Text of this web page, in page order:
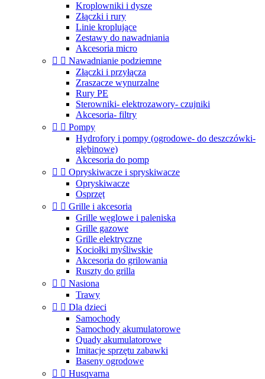
Kroplowniki i dysze
Złączki i rury
Linie kroplujące
Zestawy do nawadniania
Akcesoria micro
  Nawadnianie podziemne
Złączki i przyłącza
Zraszacze wynurzalne
Rury PE
Sterowniki- elektrozawory- czujniki
Akcesoria- filtry
  Pompy
Hydrofory i pompy (ogrodowe- do deszczówki-
głębinowe)
Akcesoria do pomp
  Opryskiwacze i spryskiwacze
Opryskiwacze
Osprzęt
  Grille i akcesoria
Grille węglowe i paleniska
Grille gazowe
Grille elektryczne
Kociołki myśliwskie
Akcesoria do grilowania
Ruszty do grilla
  Nasiona
Trawy
  Dla dzieci
Samochody
Samochody akumulatorowe
Quady akumulatorowe
Imitacje sprzętu zabawki
Baseny ogrodowe
  Husqvarna